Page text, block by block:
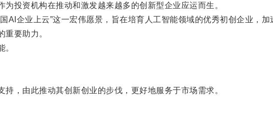
资机构在推动和激发越来越多的创新型企业应运而生。
企业上云”这一宏伟愿景，旨在培育人工智能领域的优秀初创企业，加
要助力。
由此推动其创新创业的步伐，更好地服务于市场需求。